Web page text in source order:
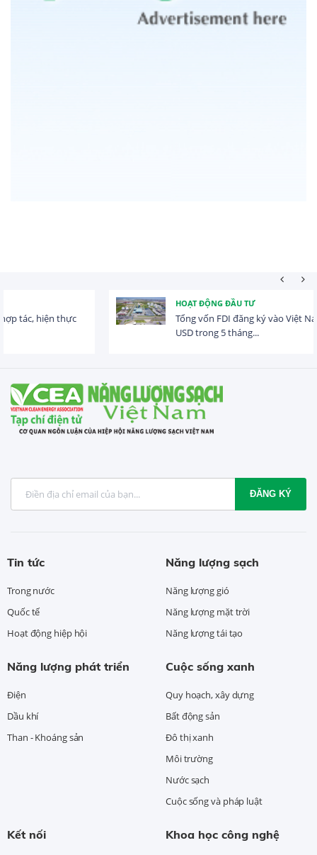
HOẠT ĐỘNG ĐẦU TƯ
Tổng vốn FDI đăng ký vào Việt Nam đạt gần 25 tỷ
ĐĂNG KÝ
Tin tức
Trong nước
Quốc tế
Hoạt động hiệp hội
Năng lượng sạch
Năng lượng gió
Năng lượng mặt trời
Năng lượng tái tạo
Năng lượng phát triển
Điện
Dầu khí
Than - Khoáng sản
Cuộc sống xanh
Quy hoạch, xây dựng
Bất động sản
Đô thị xanh
Môi trường
Nước sạch
Cuộc sống và pháp luật
Kết nối Khoa học công nghệ